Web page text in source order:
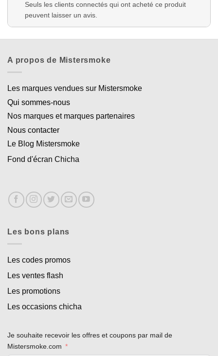
Seuls les clients connectés qui ont acheté ce produit
peuvent laisser un avis.
A propos de Mistersmoke
Les marques vendues sur Mistersmoke
Qui sommes-nous
Nos marques et marques partenaires
Nous contacter
Le Blog Mistersmoke
Fond d'écran Chicha
Les bons plans
Les codes promos
Les ventes flash
Les promotions
Les occasions chicha
Je souhaite recevoir les offres et coupons par mail de
Mistersmoke.com